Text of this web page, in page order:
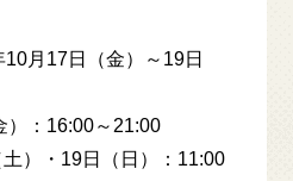
月17日（金）～19日
～21:00
日（日）：11:00